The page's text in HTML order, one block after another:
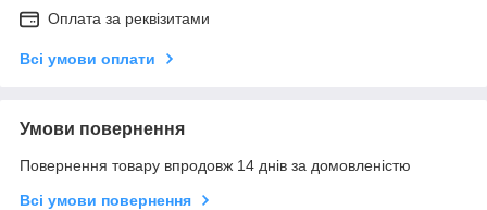
Оплата за реквізитами
Всі умови оплати
Умови повернення
Повернення товару впродовж 14 днів за домовленістю
Всі умови повернення